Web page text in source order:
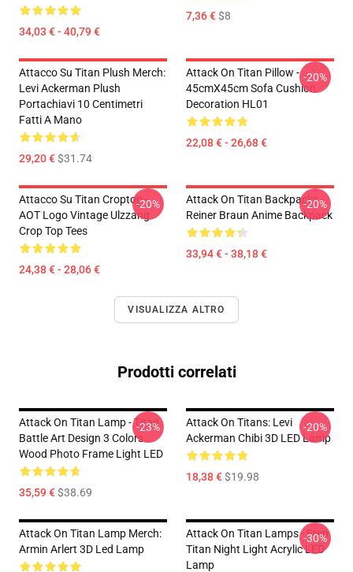
34,03 € - 40,79 €
7,36 €$8
Attacco Su Titan Plush Merch:
Levi Ackerman Plush
Portachiavi 10 Centimetri
Fatti A Mano
29,20 €$31.74
Attack On Titan Pillow -
45cmX45cm Sofa Cushion
Decoration HL01
22,08 € - 26,68 €
-20%
Attacco Su Titan Croptop -
AOT Logo Vintage Ulzzang
Crop Top Tees
24,38 € - 28,06 €
-20%
Attack On Titan Backpacks -
Reiner Braun Anime Backpack
33,94 € - 38,18 €
-20%
VISUALIZZA ALTRO
Prodotti correlati
Attack On Titan Lamp - Titan
Battle Art Design 3 Colors
Wood Photo Frame Light LED
35,59 €$38.69
-23%
Attack On Titans: Levi
Ackerman Chibi 3D LED Lamp
18,38 €$19.98
-20%
Attack On Titan Lamp Merch:
Armin Arlert 3D Led Lamp
Attack On Titan Lamps - Eren
Titan Night Light Acrylic LED
Lamp
-30%